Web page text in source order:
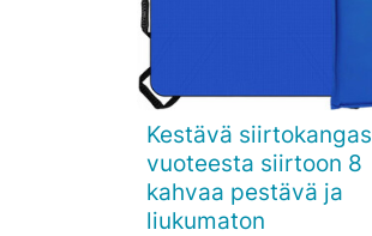
 Pikakatselu
Kestävä siirtokangas
vuoteesta siirtoon 8
kahvaa pestävä ja
liukumaton